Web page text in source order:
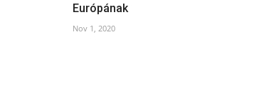
Európának
Nov 1, 2020